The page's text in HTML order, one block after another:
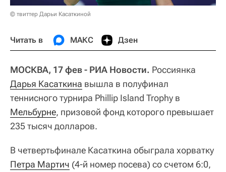
© твиттер Дарьи Касаткиной
Читать в МАКС Дзен
МОСКВА, 17 фев - РИА Новости. Россиянка
Дарья Касаткина вышла в полуфинал
теннисного турнира Phillip Island Trophy в
Мельбурне, призовой фонд которого превышает
235 тысяч долларов.
В четвертьфинале Касаткина обыграла хорватку
Петра Мартич (4-й номер посева) со счетом 6:0,